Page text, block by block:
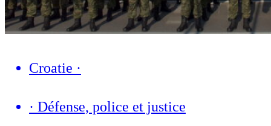
Croatie ·
· Défense, police et justice